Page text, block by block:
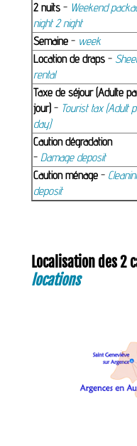
2 nuits - Weekend
night 2 night
Semaine - week
Location de draps -
rental
Taxe de séjour (Adulte
jour) - Tourist tax (Adult
day)
Caution dégradation
- Damage deposit
Caution ménage -
deposit
Localisation des 2
locations